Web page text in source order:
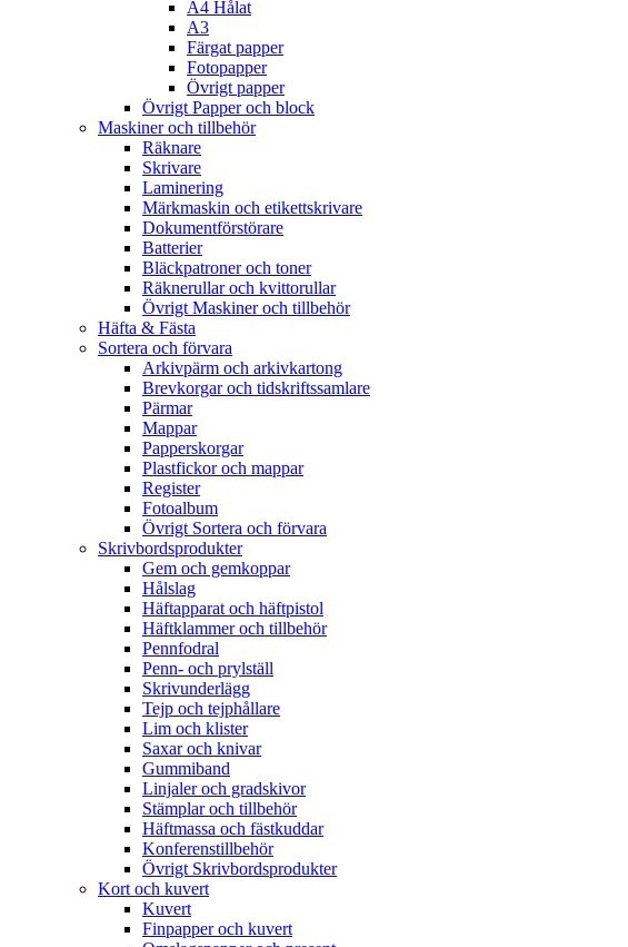
A4 Hålat
A3
Färgat papper
Fotopapper
Övrigt papper
Övrigt Papper och block
Maskiner och tillbehör
Räknare
Skrivare
Laminering
Märkmaskin och etikettskrivare
Dokumentförstörare
Batterier
Bläckpatroner och toner
Räknerullar och kvittorullar
Övrigt Maskiner och tillbehör
Häfta & Fästa
Sortera och förvara
Arkivpärm och arkivkartong
Brevkorgar och tidskriftssamlare
Pärmar
Mappar
Papperskorgar
Plastfickor och mappar
Register
Fotoalbum
Övrigt Sortera och förvara
Skrivbordsprodukter
Gem och gemkoppar
Hålslag
Häftapparat och häftpistol
Häftklammer och tillbehör
Pennfodral
Penn- och prylställ
Skrivunderlägg
Tejp och tejphållare
Lim och klister
Saxar och knivar
Gummiband
Linjaler och gradskivor
Stämplar och tillbehör
Häftmassa och fästkuddar
Konferenstillbehör
Övrigt Skrivbordsprodukter
Kort och kuvert
Kuvert
Finpapper och kuvert